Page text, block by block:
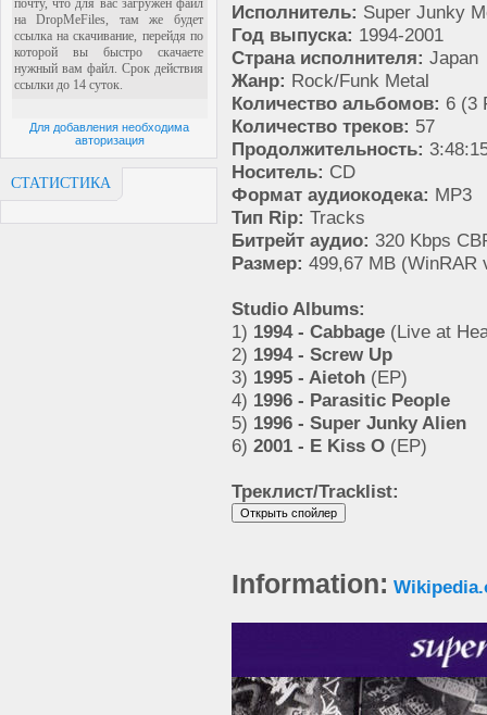
Для добавления необходима
авторизация
СТАТИСТИКА
Исполнитель: Super Junky
Год выпуска: 1994-2001
Страна исполнителя: Japan
Жанр: Rock/Funk Metal
Количество альбомов: 6 (3
Количество треков: 57
Продолжительность:
Носитель: CD
Формат аудиокодека: MP3
Тип Rip: Tracks
Битрейт аудио: 320 Kbps
Размер: 499,67 MB (WinRAR
Studio Albums:
1) 1994 - Cabbage (Live at
2) 1994 - Screw Up
3) 1995 - Aietoh (EP)
4) 1996 - Parasitic People
5) 1996 - Super Junky Alien
6) 2001 - E Kiss O (EP)
Треклист/Tracklist:
Information: